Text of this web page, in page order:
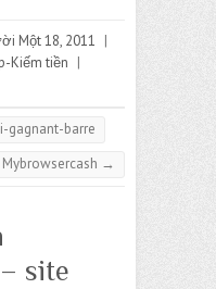
Một 18, 2011 |
Kiếm tiền |
gagnant-barre
→
site